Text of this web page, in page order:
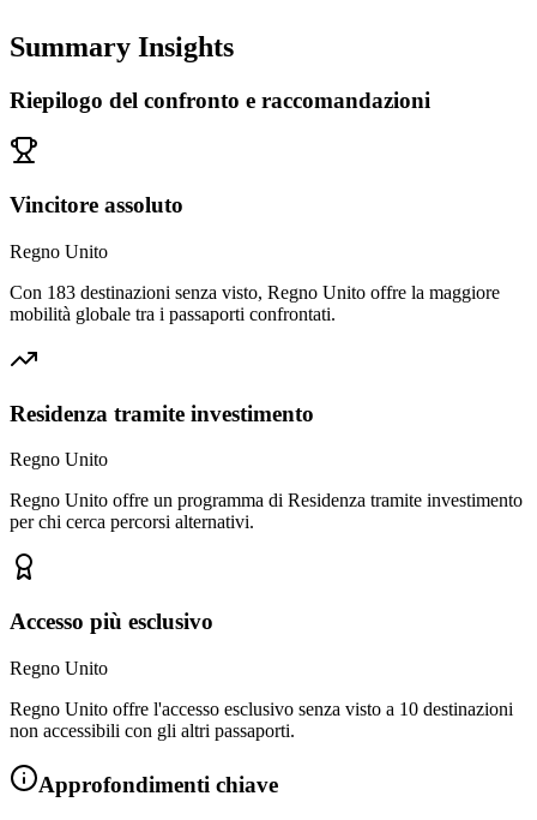
Summary Insights
Riepilogo del confronto e raccomandazioni
Vincitore assoluto
Regno Unito
Con 183 destinazioni senza visto, Regno Unito offre la maggiore
mobilità globale tra i passaporti confrontati.
Residenza tramite investimento
Regno Unito
Regno Unito offre un programma di Residenza tramite investimento
per chi cerca percorsi alternativi.
Accesso più esclusivo
Regno Unito
Regno Unito offre l'accesso esclusivo senza visto a 10 destinazioni
non accessibili con gli altri passaporti.
Approfondimenti chiave